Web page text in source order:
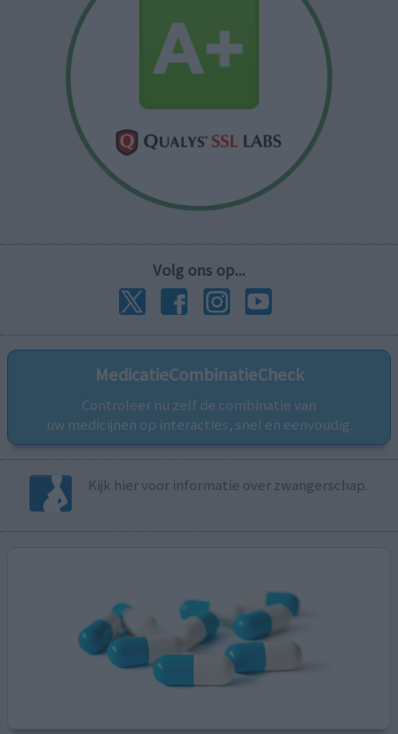
Volg ons op...
MedicatieCombinatieCheck
Controleer nu zelf de combinatie van
uw medicijnen op interacties, snel en eenvoudig.
Kijk hier voor informatie over zwangerschap.